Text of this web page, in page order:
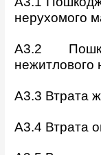
нерухомого
A3.2
нежитлового
A3.3 Втрата
A3.4 Втрата